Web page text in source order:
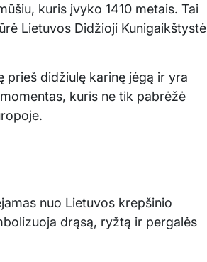
kuris įvyko 1410 metais. Tai
Lietuvos Didžioji Kunigaikštystė
prieš didžiulę karinę jėgą ir yra
kuris ne tik pabrėžė
nuo Lietuvos krepšinio
drąsą, ryžtą ir pergalės